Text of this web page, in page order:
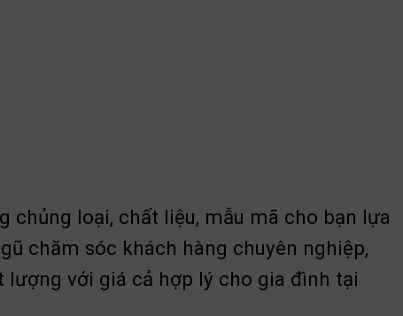
chủng loại, chất liệu, mẫu mã cho bạn lựa
chăm sóc khách hàng chuyên nghiệp,
lượng với giá cả hợp lý cho gia đình tại